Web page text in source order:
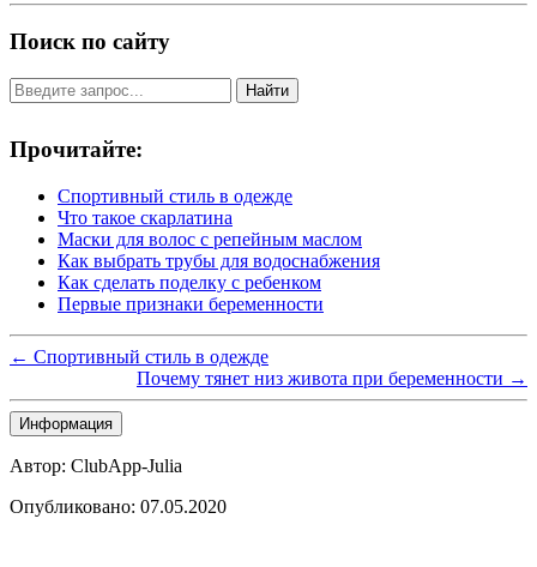
Поиск по сайту
Найти
Прочитайте:
Спортивный стиль в одежде
Что такое скарлатина
Маски для волос с репейным маслом
Как выбрать трубы для водоснабжения
Как сделать поделку с ребенком
Первые признаки беременности
← Спортивный стиль в одежде
Почему тянет низ живота при беременности →
Информация
Автор: ClubApp-Julia
Опубликовано: 07.05.2020